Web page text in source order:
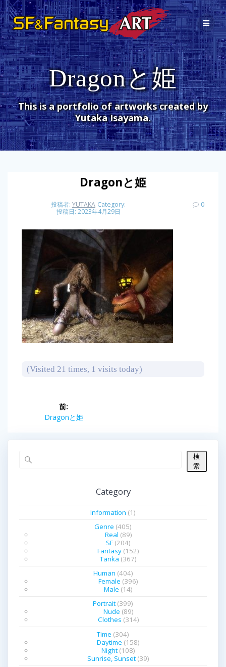
コ
ン
テ
ン
ツ
へ
ス
キ
ッ
プ
Dragonと姫
This is a portfolio of artworks created by
Yutaka Isayama.
Dragonと姫
投稿者: YUTAKA Category:
投稿日: 2023年4月29日
0
(Visited 21 times, 1 visits today)
前:
前
Dragonと姫
検
索
Category
Information (1)
Genre (405)
Real (89)
SF(204)
Fantasy (152)
Tanka (367)
Human (404)
Female (396)
Male (14)
Portrait (399)
Nude (89)
Clothes (314)
Time (304)
Daytime (158)
Night (108)
Sunrise, Sunset (39)